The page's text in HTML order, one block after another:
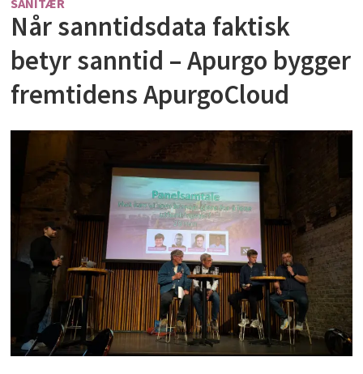
Når sanntidsdata faktisk
betyr sanntid – Apurgo bygger
fremtidens ApurgoCloud